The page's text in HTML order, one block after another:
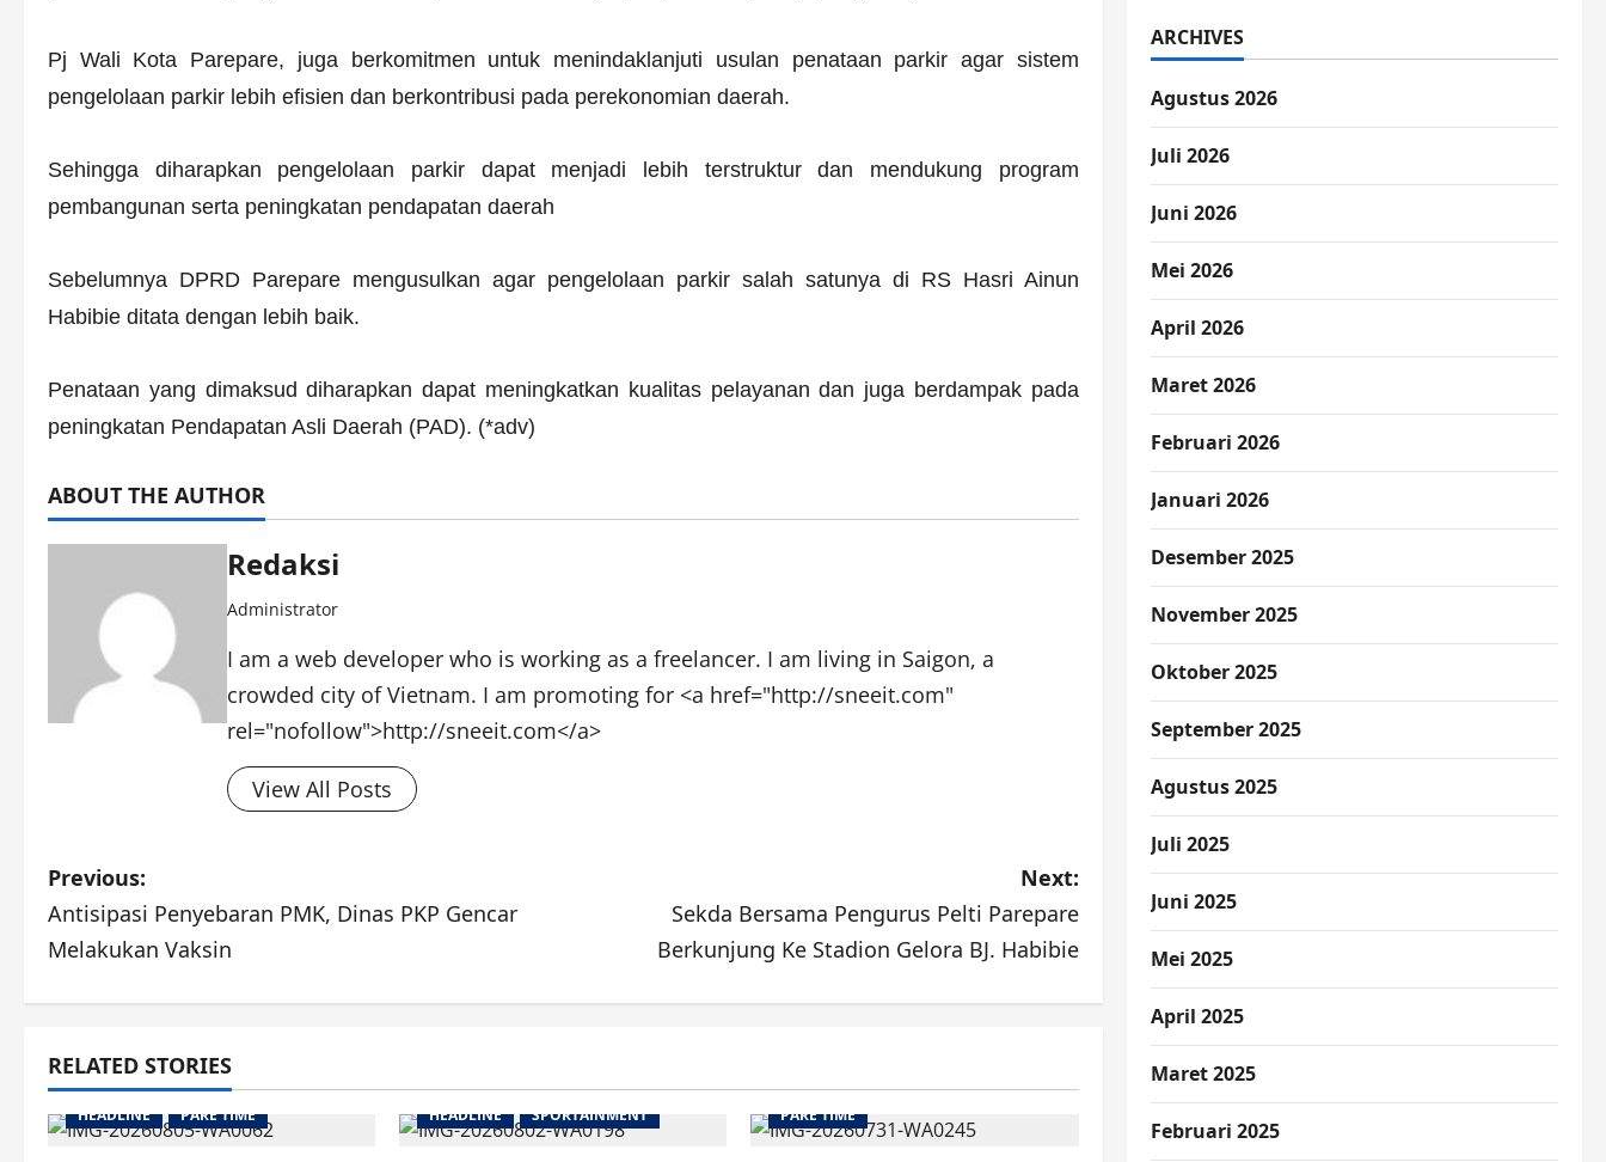
Pj Wali Kota Parepare, juga berkomitmen untuk menindaklanjuti usulan penataan parkir agar sistem
pengelolaan parkir lebih efisien dan berkontribusi pada perekonomian daerah.
Sehingga diharapkan pengelolaan parkir dapat menjadi lebih terstruktur dan mendukung program
pembangunan serta peningkatan pendapatan daerah
Sebelumnya DPRD Parepare mengusulkan agar pengelolaan parkir salah satunya di RS Hasri Ainun
Habibie ditata dengan lebih baik.
Penataan yang dimaksud diharapkan dapat meningkatkan kualitas pelayanan dan juga berdampak pada
peningkatan Pendapatan Asli Daerah (PAD). (*adv)
ABOUT THE AUTHOR
Redaksi
Administrator
I am a web developer who is working as a freelancer. I am living in Saigon, a
crowded city of Vietnam. I am promoting for <a href="http://sneeit.com"
rel="nofollow">http://sneeit.com</a>
View All Posts
Post
navigation
Previous:
Antisipasi Penyebaran PMK, Dinas PKP Gencar
Melakukan Vaksin
Next:
Sekda Bersama Pengurus Pelti Parepare
Berkunjung Ke Stadion Gelora BJ. Habibie
RELATED STORIES
HEADLINE PARE TIME HEADLINE SPORTAINMENT PARE TIME
ARCHIVES
Agustus 2026
Juli 2026
Juni 2026
Mei 2026
April 2026
Maret 2026
Februari 2026
Januari 2026
Desember 2025
November 2025
Oktober 2025
September 2025
Agustus 2025
Juli 2025
Juni 2025
Mei 2025
April 2025
Maret 2025
Februari 2025